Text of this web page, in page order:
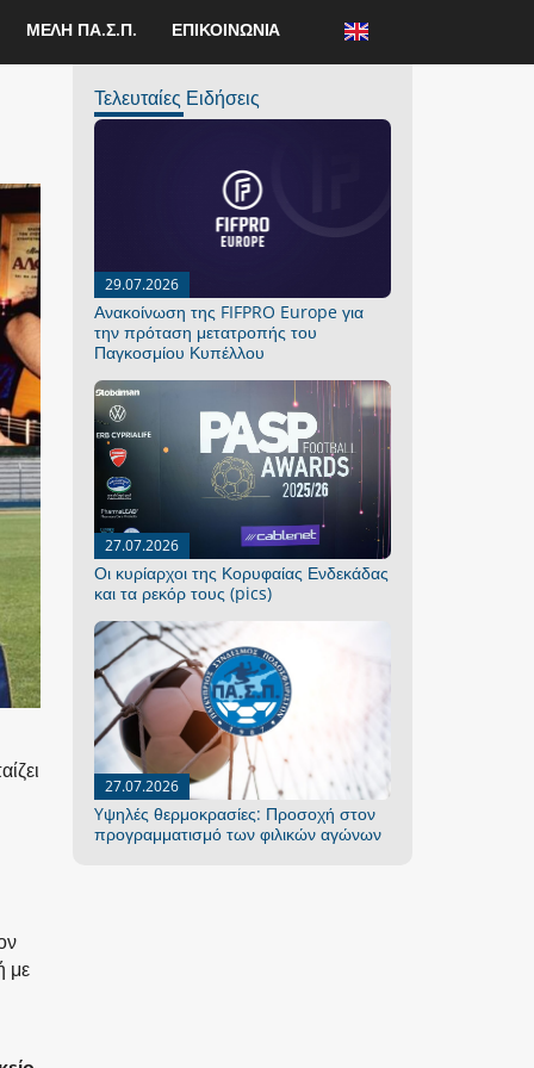
ΜΕΛΗ ΠΑ.Σ.Π. ΕΠΙΚΟΙΝΩΝΙΑ
με
Τελευταίες Ειδήσεις
29.07.2026
Ανακοίνωση της FIFPRO Europe για
την πρόταση μετατροπής του
Παγκοσμίου Κυπέλλου
27.07.2026
Οι κυρίαρχοι της Κορυφαίας Ενδεκάδας
και τα ρεκόρ τους (pics)
27.07.2026
Yψηλές θερμοκρασίες: Προσοχή στον
προγραμματισμό των φιλικών αγώνων